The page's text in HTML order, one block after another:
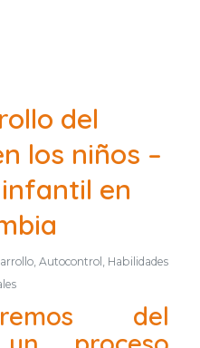
del
los niños –
en
,Autocontrol
Habilidades
del